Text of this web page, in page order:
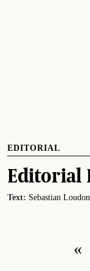
EDITORIAL
Editorial
Text: Sebastian Loudon
«